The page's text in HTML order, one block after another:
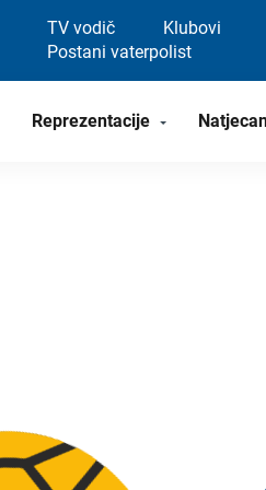
TV vodič Klubovi
Postani vaterpolist
Reprezentacije